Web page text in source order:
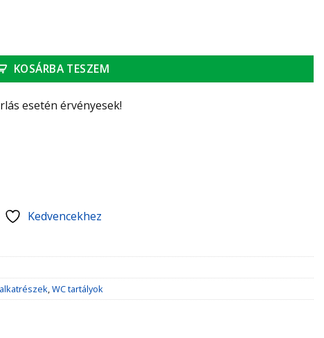
KOSÁRBA TESZEM
esetén érvényesek!
Kedvencekhez
WC tartályok